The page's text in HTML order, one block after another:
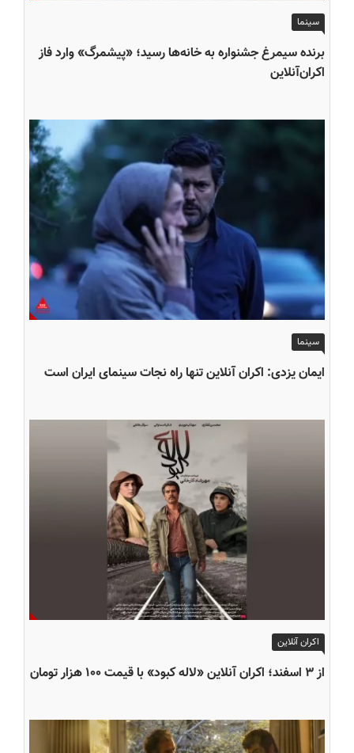
سینما
برنده سیمرغ جشنواره به خانه‌ها رسید؛ «پیشمرگ» وارد فاز
اکران‌آنلاین
سینما
ایمان یزدی: اکران آنلاین تنها راه نجات سینمای ایران است
اکران آنلاین
از ۳ اسفند؛ اکران آنلاین «لاله کبود» با قیمت ۱۰۰ هزار تومان